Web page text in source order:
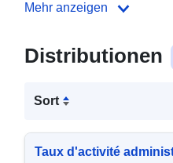
Mehr anzeigen
Distributionen
Sort
Taux d'activité